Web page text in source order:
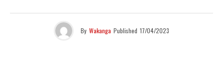
By Wakanga Published 17/04/2023